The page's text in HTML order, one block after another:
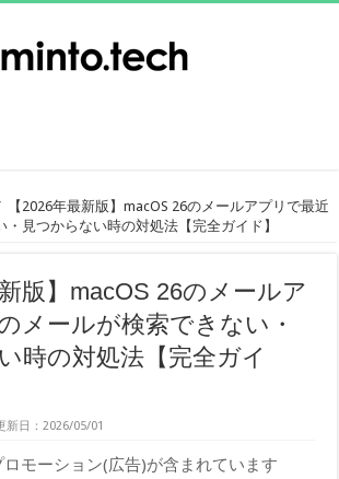
【2026年最新版】macOS 26のメールアプリで最近
見つからない時の対処法【完全ガイド】
新版】macOS 26のメールア
メールが検索できない・
時の対処法【完全ガイ
新日：2026/05/01
モーション(広告)が含まれています